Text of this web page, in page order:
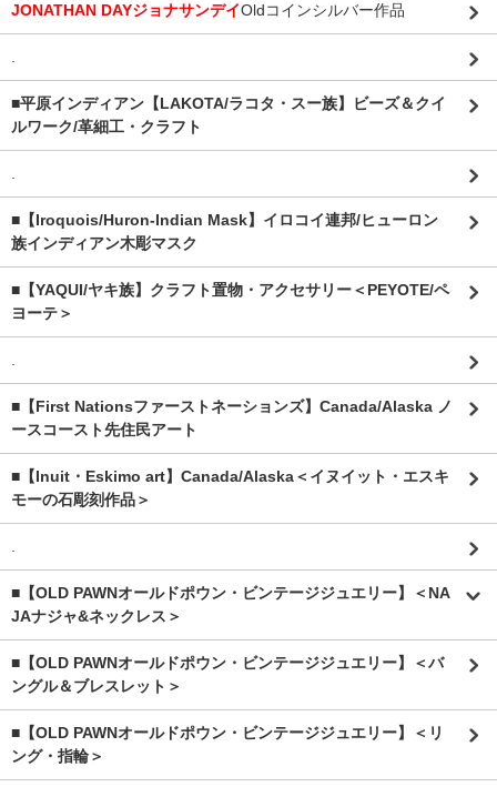
JONATHAN DAYジョナサンデイOldコインシルバー作品
.
■平原インディアン【LAKOTA/ラコタ・スー族】ビーズ＆クイ
ルワーク/革細工・クラフト
.
■【Iroquois/Huron-Indian Mask】イロコイ連邦/ヒューロン
族インディアン木彫マスク
■【YAQUI/ヤキ族】クラフト置物・アクセサリー＜PEYOTE/ペ
ヨーテ＞
.
■【First Nationsファーストネーションズ】Canada/Alaska ノ
ースコースト先住民アート
■【Inuit・Eskimo art】Canada/Alaska＜イヌイット・エスキ
モーの石彫刻作品＞
.
■【OLD PAWNオールドポウン・ビンテージジュエリー】＜NA
JAナジャ&ネックレス＞
■【OLD PAWNオールドポウン・ビンテージジュエリー】＜バ
ングル＆ブレスレット＞
■【OLD PAWNオールドポウン・ビンテージジュエリー】＜リ
ング・指輪＞